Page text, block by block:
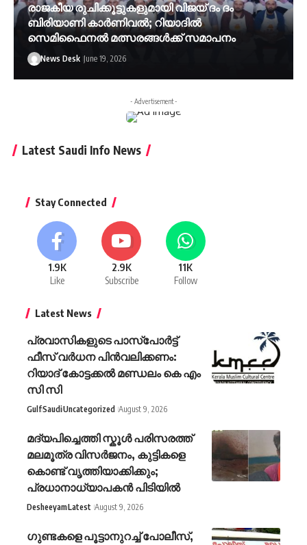
രാജകീയ രുചിക്കൂട്ടുകളുമായി വിജയ് ദം ദം
ബിരിയാണി കാർണിവൽ; റിയാദിൽ
സെമിഫൈനൽ മത്സരങ്ങൾക്ക്​ സമാപനം
News Desk June 19, 2026
- Advertisement -
Latest Saudi Info News
Stay Connected
1.9K
Like
2.9K
Subscribe
11K
Follow
Latest News
പ്രവാസികളുടെ പാസ്പോര്‍ട്ട്
ഫീസ് വര്‍ധന പിന്‍വലിക്കണം:
റിയാദ് കോട്ടക്കല്‍ മണ്ഡലം കെ എം
സി സി
GulfSaudiUncategorized August 9, 2026
മദ്യപിച്ചെത്തി സ്കൂൾ പരിസരത്ത്
മലമൂത്ര വിസർജനം, കുട്ടികളെ
കൊണ്ട് വൃത്തിയാക്കിക്കും;
പ്രധാനാധ്യാപകൻ പിടിയിൽ
DesheeyamLatest August 9, 2026
ഗുണ്ടകളെ പൂട്ടാനുറച്ച് പോലീസ്,